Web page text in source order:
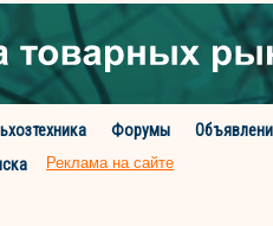
Форумы
Реклама на сайте